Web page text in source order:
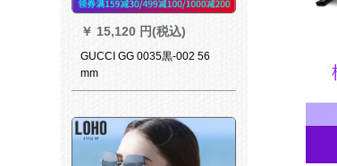
￥ 15,120 円(税込)
GUCCI GG 0035黒-002 56
mm